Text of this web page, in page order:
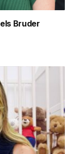
Bruder